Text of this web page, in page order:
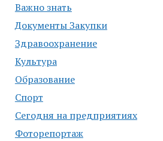
Важно знать
Документы Закупки
Здравоохранение
Культура
Образование
Спорт
Сегодня на предприятиях
Фоторепортаж